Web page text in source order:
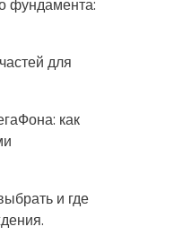
фундамента:
для
как
и где